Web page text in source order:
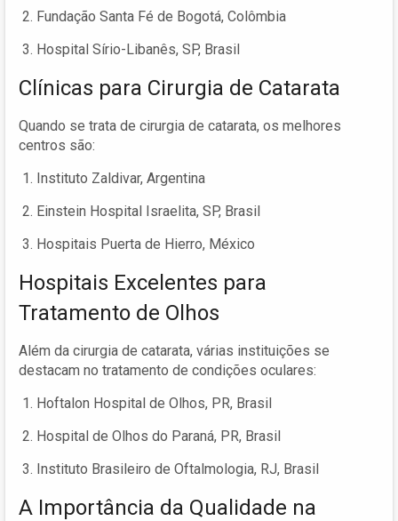
Fundação Santa Fé de Bogotá, Colômbia
Hospital Sírio-Libanês, SP, Brasil
Clínicas para Cirurgia de Catarata
Quando se trata de cirurgia de catarata, os melhores
centros são:
Instituto Zaldivar, Argentina
Einstein Hospital Israelita, SP, Brasil
Hospitais Puerta de Hierro, México
Hospitais Excelentes para
Tratamento de Olhos
Além da cirurgia de catarata, várias instituições se
destacam no tratamento de condições oculares:
Hoftalon Hospital de Olhos, PR, Brasil
Hospital de Olhos do Paraná, PR, Brasil
Instituto Brasileiro de Oftalmologia, RJ, Brasil
A Importância da Qualidade na